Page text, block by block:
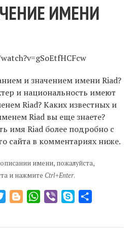
ИМЕНИ
и значением имени Riad?
и национальность имеют
Riad? Каких известных и
Riad вы еще знаете?
имя Riad более подробно с
сайта в комментариях ниже.
имени, пожалуйста,
и нажмите Ctrl+Enter.
TwitterBloggerWhatsApp
Viber Skype